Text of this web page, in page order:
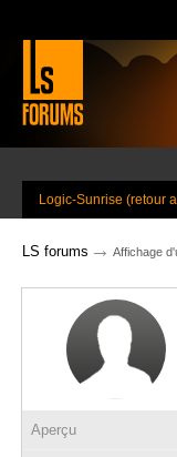
Logic-Sunrise (retour
LS forums → Affichage
Aperçu